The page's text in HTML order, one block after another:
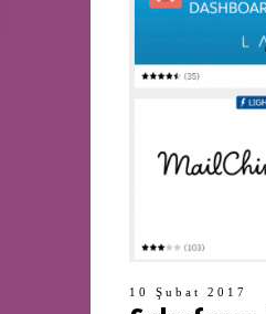
10 Şubat 2017